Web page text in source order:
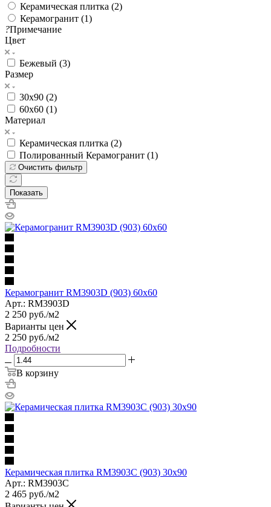
Керамическая плитка (2)
Керамогранит (1)
?Примечание
Цвет
Бежевый (3)
Размер
30х90 (2)
60х60 (1)
Материал
Керамическая плитка (2)
Полированный Керамогранит (1)
Очистить фильтр
Показать
Керамогранит RM3903D (903) 60х60
Арт.: RM3903D
2 250 руб./м2
Варианты цен
2 250 руб./м2
Подробности
В корзину
Керамическая плитка RM3903C (903) 30х90
Арт.: RM3903C
2 465 руб./м2